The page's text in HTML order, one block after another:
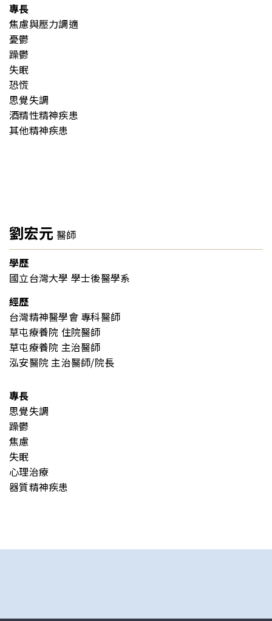
專長
焦慮與壓力調適
憂鬱
躁鬱
失眠
恐慌
思覺失調
酒精性精神疾患
其他精神疾患
劉宏元 醫師
學歷
國立台灣大學 學士後醫學系
經歷
台灣精神醫學會 專科醫師
草屯療養院 住院醫師
草屯療養院 主治醫師
泓安醫院 主治醫師/院長
專長
思覺失調
躁鬱
焦慮
失眠
心理治療
器質精神疾患